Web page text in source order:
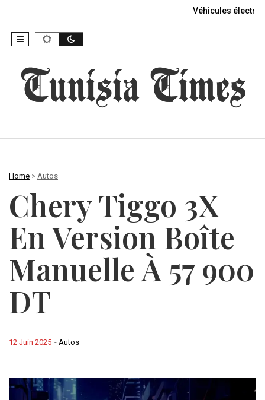
Véhicules
Home > Autos
Chery Tiggo 3X
En Version Boîte
Manuelle À 57 900
DT
- Autos
12 Juin 2025